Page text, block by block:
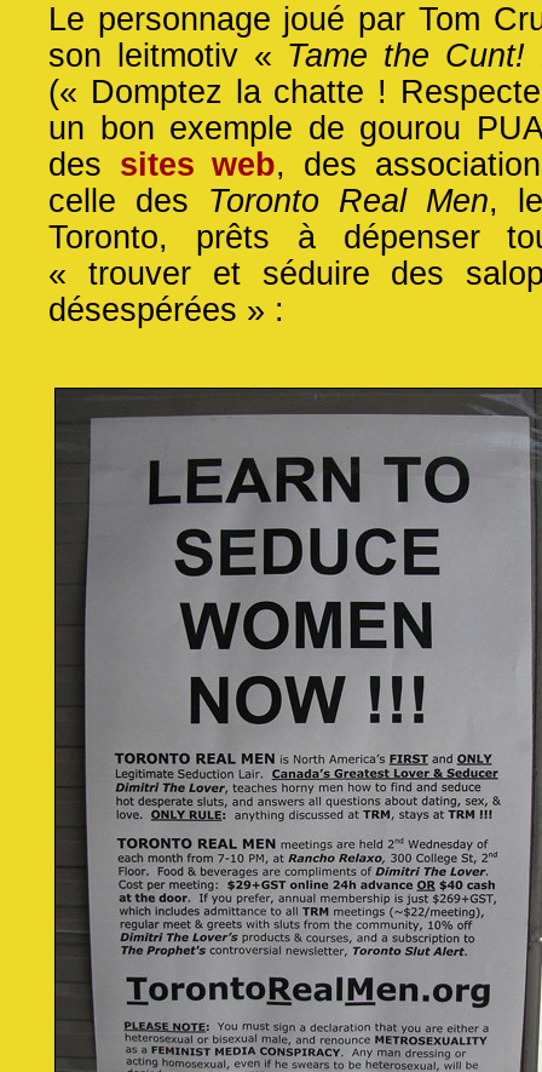
Le personnage joué par Tom
son leitmotiv « Tame the
(« Domptez la chatte !
un bon exemple de gourou
des sites web, des
celle des Toronto Real Men,
Toronto, prêts à dépenser
« trouver et séduire des
désespérées » :